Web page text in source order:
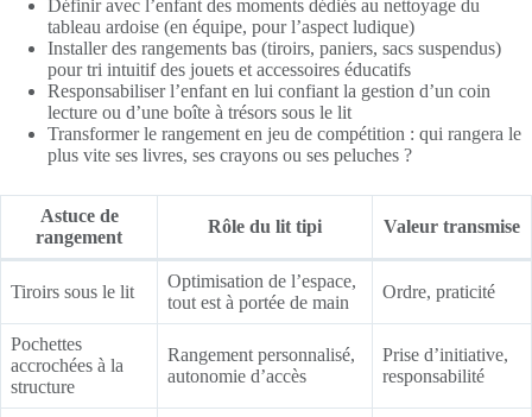
Définir avec l’enfant des moments dédiés au nettoyage du
tableau ardoise (en équipe, pour l’aspect ludique)
Installer des rangements bas (tiroirs, paniers, sacs suspendus)
pour tri intuitif des jouets et accessoires éducatifs
Responsabiliser l’enfant en lui confiant la gestion d’un coin
lecture ou d’une boîte à trésors sous le lit
Transformer le rangement en jeu de compétition : qui rangera le
plus vite ses livres, ses crayons ou ses peluches ?
Astuce de
rangement
Rôle du lit tipi Valeur transmise
Tiroirs sous le lit
Optimisation de l’espace,
tout est à portée de main
Ordre, praticité
Pochettes
accrochées à la
structure
Rangement personnalisé,
autonomie d’accès
Prise d’initiative,
responsabilité